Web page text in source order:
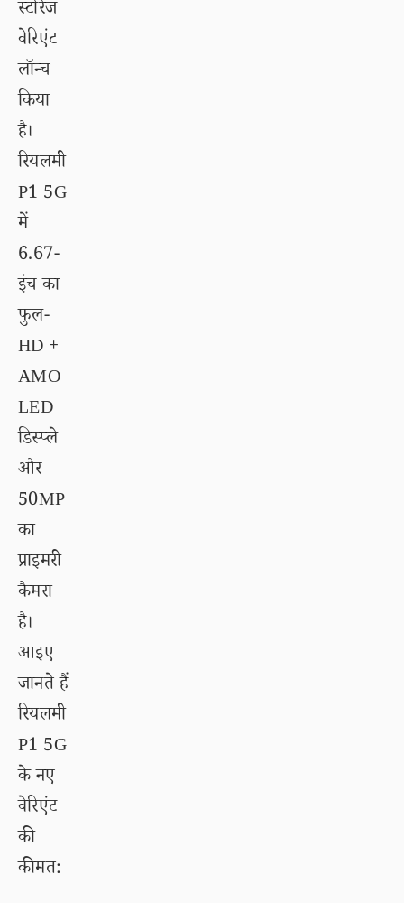
स्टोरेज
वेरिएंट
लॉन्च
किया
है।
रियलमी
P1 5G
में
6.67-
इंच का
फुल-
HD +
AMO
LED
डिस्प्ले
और
50MP
का
प्राइमरी
कैमरा
है।
आइए
जानते हैं
रियलमी
P1 5G
के नए
वेरिएंट
की
कीमत: